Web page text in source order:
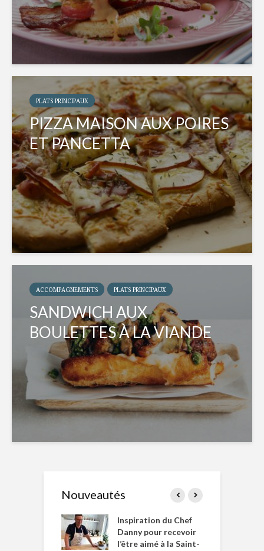
PLATS PRINCIPAUX
PIZZA MAISON AUX POIRES
ET PANCETTA
ACCOMPAGNEMENTS PLATS PRINCIPAUX
SANDWICH AUX
BOULETTES À LA VIANDE
Nouveautés
Inspiration du Chef
Danny pour recevoir
l’être aimé à la Saint-